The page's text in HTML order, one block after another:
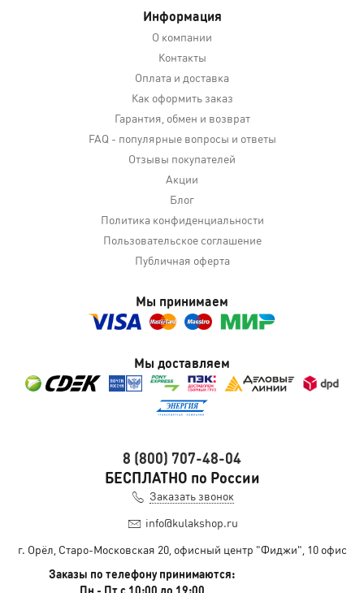
Информация
О компании
Контакты
Оплата и доставка
Как оформить заказ
Гарантия, обмен и возврат
FAQ - популярные вопросы и ответы
Отзывы покупателей
Акции
Блог
Политика конфиденциальности
Пользовательское соглашение
Публичная оферта
Мы принимаем
Мы доставляем
8 (800) 707-48-04
БЕСПЛАТНО по России
Заказать звонок
info@kulakshop.ru
г. Орёл, Старо-Московская 20, офисный центр "Фиджи", 10 офис
Заказы по телефону принимаются:
Пн - Пт с 10:00 до 19:00